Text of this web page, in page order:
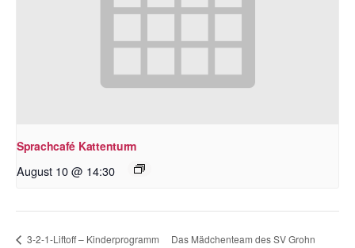
Sprachcafé Kattenturm
August 10 @ 14:30
3-2-1-Liftoff – Kinderprogramm
Das Mädchenteam des SV Grohn